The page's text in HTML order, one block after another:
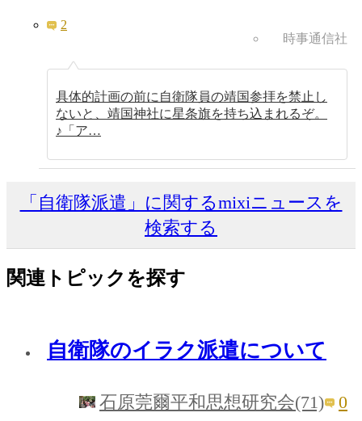
2
時事通信社
具体的計画の前に自衛隊員の靖国参拝を禁止し
ないと、靖国神社に星条旗を持ち込まれるぞ。
♪「ア…
「自衛隊派遣」に関するmixiニュースを
検索する
関連トピックを探す
自衛隊のイラク派遣について
石原莞爾平和思想研究会(71) 0